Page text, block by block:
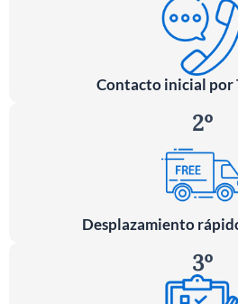
Contacto inicial por
2º
Desplazamiento
3º